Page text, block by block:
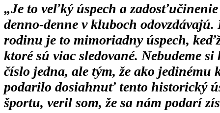
„Je to veľký úspech a
denno-denne v kluboch
rodinu je to mimoriadny úspech,
ktoré sú viac sledované. Nebudeme
číslo jedna, ale tým, že ako jedinému
podarilo dosiahnuť tento historický
športu, veril som, že sa nám podarí